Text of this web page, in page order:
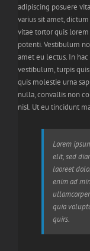
adipiscing posuere
varius sit amet,
vitae tortor quis lorem
potenti. Vestibulum
amet eu lectus. In
vestibulum, turpis
quis molestie urna
nulla, convallis non
nisl. Ut eu tincidunt
Lorem
elit, sed
laoreet
enim ad
quia
quirs.